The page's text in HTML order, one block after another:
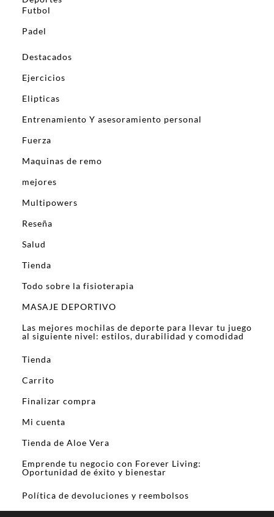
Futbol
Padel
Destacados
Ejercicios
Elipticas
Entrenamiento Y asesoramiento personal
Fuerza
Maquinas de remo
mejores
Multipowers
Reseña
Salud
Tienda
Todo sobre la fisioterapia
MASAJE DEPORTIVO
Las mejores mochilas de deporte para llevar tu juego
al siguiente nivel: estilos, durabilidad y comodidad
Tienda
Carrito
Finalizar compra
Mi cuenta
Tienda de Aloe Vera
Emprende tu negocio con Forever Living:
Oportunidad de éxito y bienestar
Política de devoluciones y reembolsos